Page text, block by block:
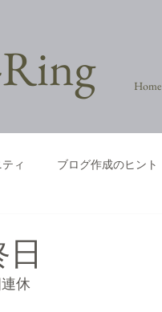
Home
ィ ブログ作成のヒント
休